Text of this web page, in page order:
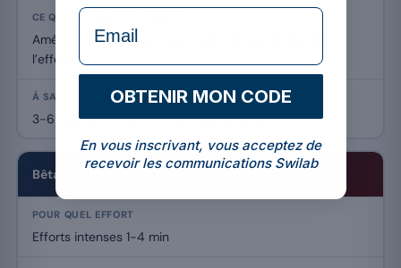
Améliore la performance et réduit la perception de
l’effort.
3-6 mg/kg, ~1 h avant ; réponse variable.
Bêta-alanine
Efforts intenses 1-4 min
formulaire Email
OBTENIR MON CODE
En vous inscrivant, vous acceptez de
recevoir les communications Swilab